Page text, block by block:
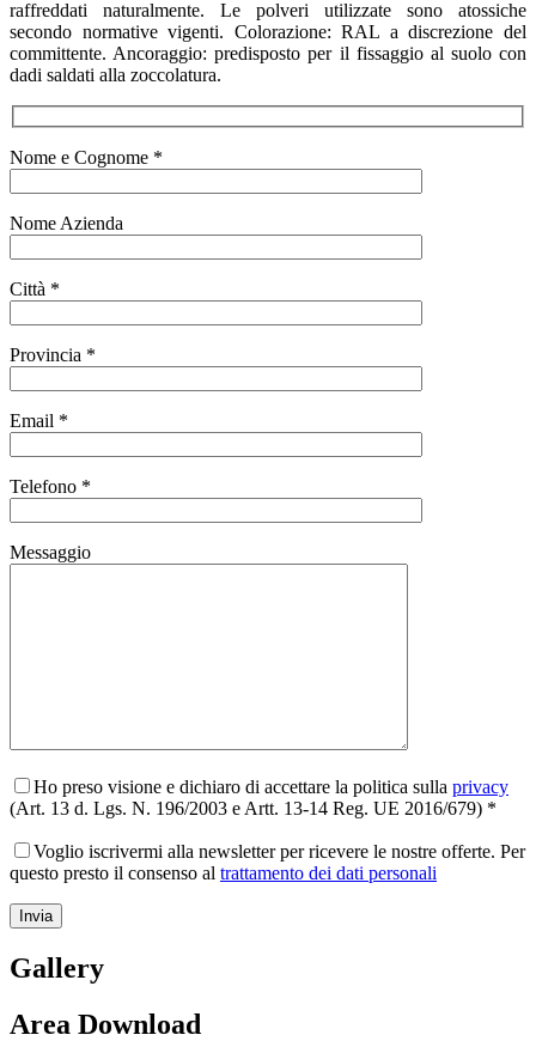
raffreddati naturalmente. Le polveri utilizzate sono atossiche
secondo normative vigenti. Colorazione: RAL a discrezione del
committente. Ancoraggio: predisposto per il fissaggio al suolo con
dadi saldati alla zoccolatura.
Nome e Cognome *
Nome Azienda
Città *
Provincia *
Email *
Telefono *
Messaggio
Ho preso visione e dichiaro di accettare la politica sulla privacy
(Art. 13 d. Lgs. N. 196/2003 e Artt. 13-14 Reg. UE 2016/679) *
Voglio iscrivermi alla newsletter per ricevere le nostre offerte. Per
questo presto il consenso al trattamento dei dati personali
Gallery
Area Download